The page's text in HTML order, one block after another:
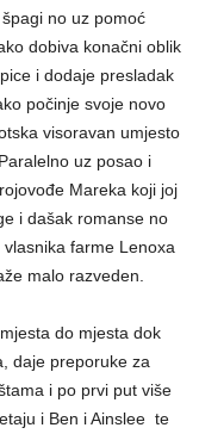
no uz pomoć
dobiva konačni oblik
i dodaje presladak
počinje svoje novo
visoravan umjesto
uz posao i
Mareka koji joj
i dašak romanse no
farme Lenoxa
malo razveden.
do mjesta dok
daje preporuke za
i po prvi put više
i Ben i Ainslee te